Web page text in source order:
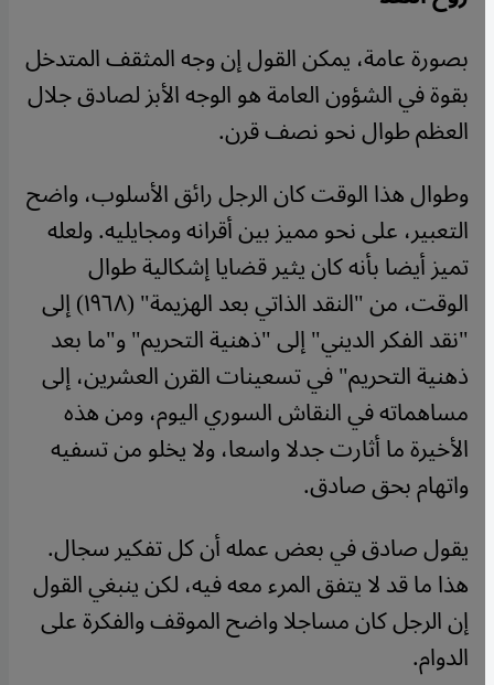
بصورة عامة، يمكن القول إن وجه المثقف المتدخل
بقوة في الشؤون العامة هو الوجه الأبز لصادق جلال
العظم طوال نحو نصف قرن.
وطوال هذا الوقت كان الرجل رائق الأسلوب، واضح
التعبير، على نحو مميز بين أقرانه ومجايليه. ولعله
تميز أيضا بأنه كان يثير قضايا إشكالية طوال
الوقت، من "النقد الذاتي بعد الهزيمة" (١٩٦٨) إلى
"نقد الفكر الديني" إلى "ذهنية التحريم" و"ما بعد
ذهنية التحريم" في تسعينات القرن العشرين، إلى
مساهماته في النقاش السوري اليوم، ومن هذه
الأخيرة ما أثارت جدلا واسعا، ولا يخلو من تسفيه
واتهام بحق صادق.
يقول صادق في بعض عمله أن كل تفكير سجال.
هذا ما قد لا يتفق المرء معه فيه، لكن ينبغي القول
إن الرجل كان مساجلا واضح الموقف والفكرة على
الدوام.